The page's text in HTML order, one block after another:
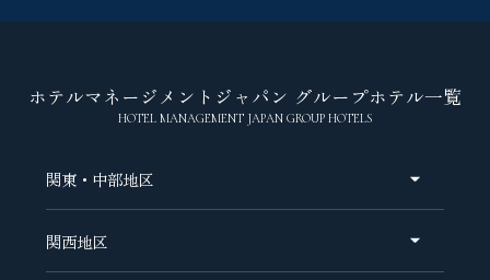
ホテルマネージメントジャパン グループホテル一覧
HOTEL MANAGEMENT JAPAN GROUP HOTELS
関東・中部地区
オリエンタルホテル 東京ベイ
関西地区